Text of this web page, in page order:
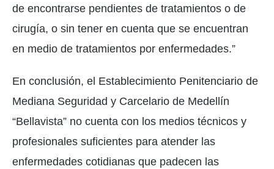
de encontrarse pendientes de tratamientos o de
cirugía, o sin tener en cuenta que se encuentran
en medio de tratamientos por enfermedades.”
En conclusión, el Establecimiento Penitenciario de
Mediana Seguridad y Carcelario de Medellín
“Bellavista” no cuenta con los medios técnicos y
profesionales suficientes para atender las
enfermedades cotidianas que padecen las